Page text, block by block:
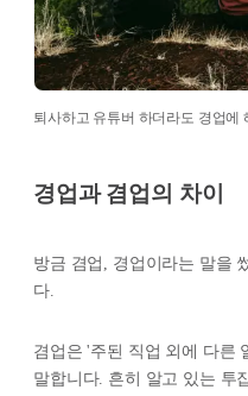
퇴사하고 유튜버 하더라도 경업에
경업과 겸업의 차이
방금 겸업, 경업이라는 말을
다.
겸업은 '주된 직업 외에 다른
말합니다. 흔히 알고 있는 투